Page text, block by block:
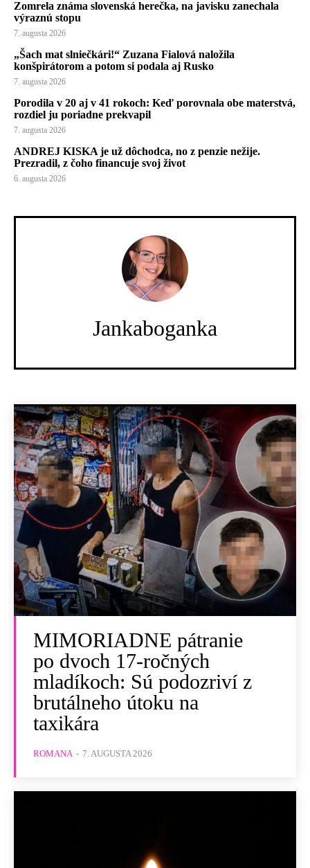
Zomrela známa slovenská herečka, na javisku zanechala
výraznú stopu
7. augusta 2026
„Šach mat slniečkári!“ Zuzana Fialová naložila
konšpirátorom a potom si podala aj Rusko
7. augusta 2026
Porodila v 20 aj v 41 rokoch: Keď porovnala obe materstvá,
rozdiel ju poriadne prekvapil
7. augusta 2026
ANDREJ KISKA je už dôchodca, no z penzie nežije.
Prezradil, z čoho financuje svoj život
6. augusta 2026
Jankaboganka
MIMORIADNE pátranie
po dvoch 17-ročných
mladíkoch: Sú podozriví z
brutálneho útoku na
taxikára
ROMANA - 7. AUGUSTA 2026